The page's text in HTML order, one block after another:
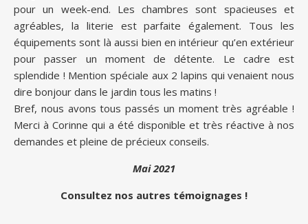
pour un week-end. Les chambres sont spacieuses et
agréables, la literie est parfaite également. Tous les
équipements sont là aussi bien en intérieur qu’en extérieur
pour passer un moment de détente. Le cadre est
splendide ! Mention spéciale aux 2 lapins qui venaient nous
dire bonjour dans le jardin tous les matins !
Bref, nous avons tous passés un moment très agréable !
Merci à Corinne qui a été disponible et très réactive à nos
demandes et pleine de précieux conseils.
Mai 2021
Consultez nos autres témoignages !